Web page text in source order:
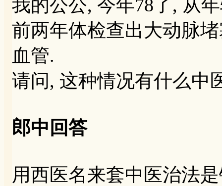
我的公公, 今年78了, 从
前两年体检查出大动脉
血管.
请问, 这种情况有什么中
郎中回答
用西医名来套中医治法